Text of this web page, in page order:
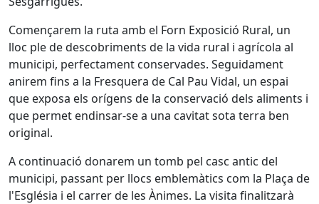
Començarem la ruta amb el Forn Exposició Rural, un
lloc ple de descobriments de la vida rural i agrícola al
municipi, perfectament conservades. Seguidament
anirem fins a la Fresquera de Cal Pau Vidal, un espai
que exposa els orígens de la conservació dels aliments i
que permet endinsar-se a una cavitat sota terra ben
original.
A continuació donarem un tomb pel casc antic del
municipi, passant per llocs emblemàtics com la Plaça de
l'Església i el carrer de les Ànimes. La visita finalitzarà